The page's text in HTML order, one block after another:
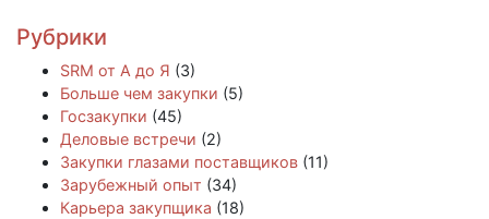
Рубрики
SRM от А до Я (3)
Больше чем закупки (5)
Госзакупки (45)
Деловые встречи (2)
Закупки глазами поставщиков (11)
Зарубежный опыт (34)
Карьера закупщика (18)